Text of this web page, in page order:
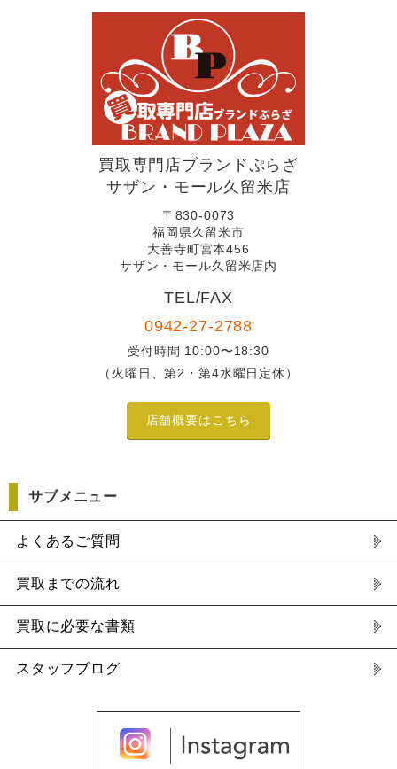
買取専門店ブランドぷらざ
サザン・モール久留米店
〒830-0073
福岡県久留米市
大善寺町宮本456
サザン・モール久留米店内
TEL/FAX
0942-27-2788
受付時間 10:00〜18:30
（火曜日、第2・第4水曜日定休）
店舗概要はこちら
サブメニュー
よくあるご質問
買取までの流れ
買取に必要な書類
スタッフブログ